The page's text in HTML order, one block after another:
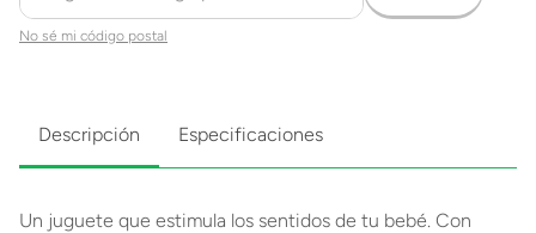
No sé mi código postal
Descripción Especificaciones
Un juguete que estimula los sentidos de tu bebé. Con